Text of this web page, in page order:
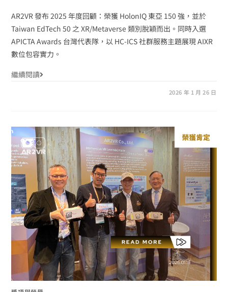
AR2VR 發布 2025 年度回顧：榮獲 HolonIQ 東亞 150 強，並於
Taiwan EdTech 50 之 XR/Metaverse 類別脫穎而出。同時入選
APICTA Awards 台灣代表隊，以 HC-ICS 社群服務主題展現 AIXR
數位包容實力。
繼續閱讀
2026 年 1 月 26 日